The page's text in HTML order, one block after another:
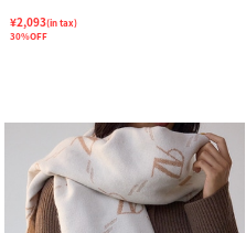
¥2,093(in tax)
30%OFF